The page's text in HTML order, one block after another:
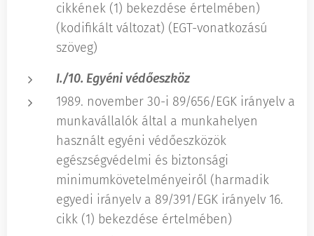
cikkének (1) bekezdése értelmében)
(kodifikált változat) (EGT-vonatkozású
szöveg)
I./10. Egyéni védőeszköz
1989. november 30-i 89/656/EGK irányelv a
munkavállalók által a munkahelyen
használt egyéni védőeszközök
egészségvédelmi és biztonsági
minimumkövetelményeiről (harmadik
egyedi irányelv a 89/391/EGK irányelv 16.
cikk (1) bekezdése értelmében)